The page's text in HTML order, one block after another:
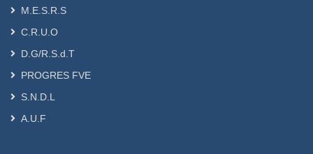
M.E.S.R.S
C.R.U.O
D.G/R.S.d.T
PROGRES FVE
S.N.D.L
A.U.F